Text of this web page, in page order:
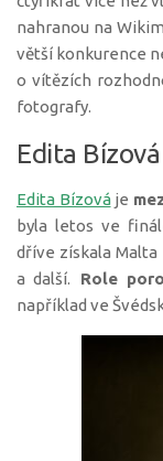
nahranou na
větší konkurence
o vítězích
fotografy.
Edita Bízová
Edita Bízováje
byla letos ve
dříve získala
a další. Role
například ve